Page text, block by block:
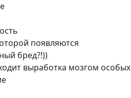
появляются
бред?!))
выработка мозгом особых